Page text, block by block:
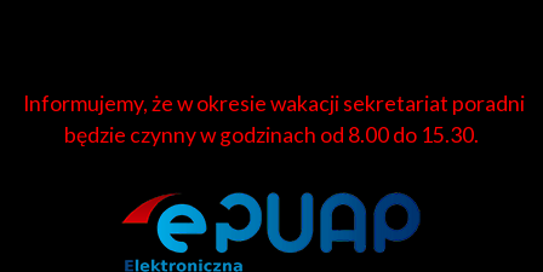
Informujemy, że w okresie wakacji sekretariat poradni
będzie czynny w godzinach od 8.00 do 15.30.